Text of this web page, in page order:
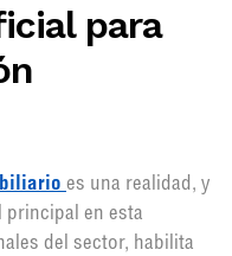
para
es una realidad, y
en esta
del sector, habilita